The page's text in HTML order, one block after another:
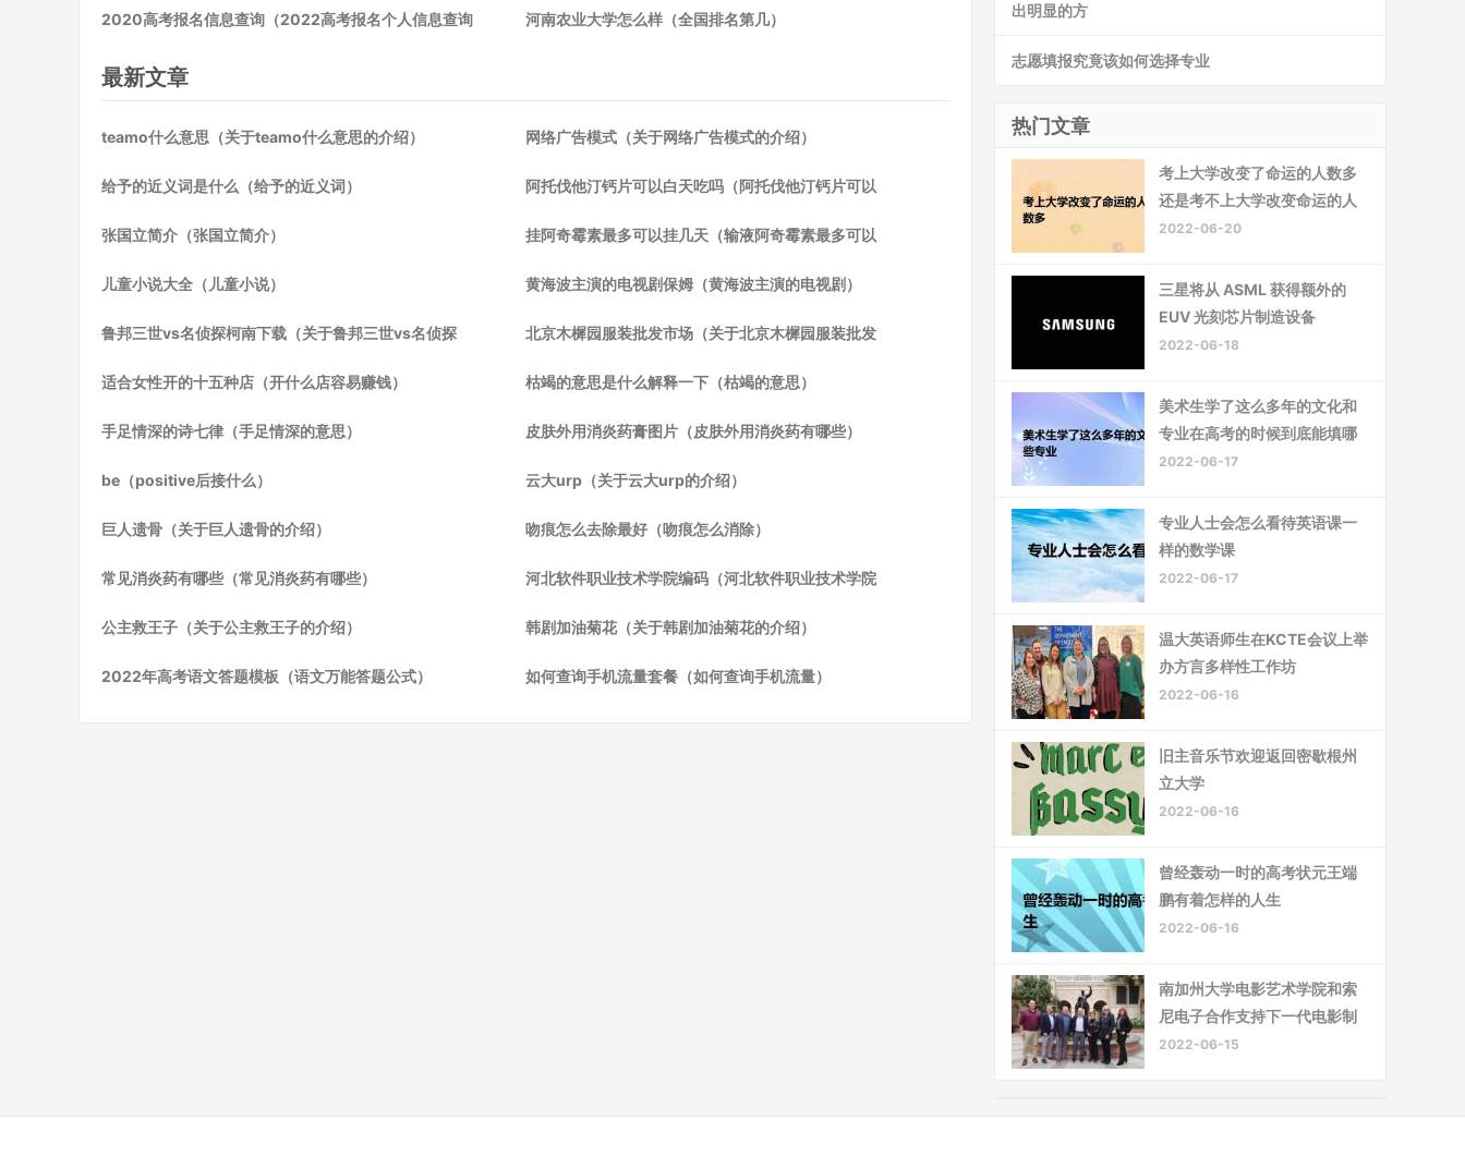
2020高考报名信息查询（2022高考报名个人信息查询 河南农业大学怎么样（全国排名第几）
最新文章
teamo什么意思（关于teamo什么意思的介绍） 网络广告模式（关于网络广告模式的介绍）
给予的近义词是什么（给予的近义词） 阿托伐他汀钙片可以白天吃吗（阿托伐他汀钙片可以
张国立简介（张国立简介） 挂阿奇霉素最多可以挂几天（输液阿奇霉素最多可以
儿童小说大全（儿童小说） 黄海波主演的电视剧保姆（黄海波主演的电视剧）
鲁邦三世vs名侦探柯南下载（关于鲁邦三世vs名侦探 北京木樨园服装批发市场（关于北京木樨园服装批发
适合女性开的十五种店（开什么店容易赚钱） 枯竭的意思是什么解释一下（枯竭的意思）
手足情深的诗七律（手足情深的意思） 皮肤外用消炎药膏图片（皮肤外用消炎药有哪些）
be（positive后接什么） 云大urp（关于云大urp的介绍）
巨人遗骨（关于巨人遗骨的介绍） 吻痕怎么去除最好（吻痕怎么消除）
常见消炎药有哪些（常见消炎药有哪些） 河北软件职业技术学院编码（河北软件职业技术学院
公主救王子（关于公主救王子的介绍） 韩剧加油菊花（关于韩剧加油菊花的介绍）
2022年高考语文答题模板（语文万能答题公式） 如何查询手机流量套餐（如何查询手机流量）
出明显的方
志愿填报究竟该如何选择专业
热门文章
考上大学改变了命运的人数多
还是考不上大学改变命运的人
2022-06-20
三星将从 ASML 获得额外的
EUV 光刻芯片制造设备
2022-06-18
美术生学了这么多年的文化和
专业在高考的时候到底能填哪
2022-06-17
专业人士会怎么看待英语课一
样的数学课
2022-06-17
温大英语师生在KCTE会议上举
办方言多样性工作坊
2022-06-16
旧主音乐节欢迎返回密歇根州
立大学
2022-06-16
曾经轰动一时的高考状元王端
鹏有着怎样的人生
2022-06-16
南加州大学电影艺术学院和索
尼电子合作支持下一代电影制
2022-06-15